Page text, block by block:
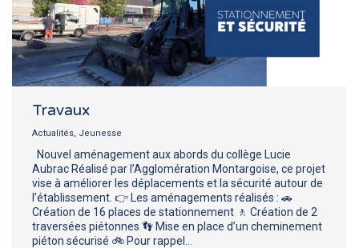
Travaux
Actualités, Jeunesse
Nouvel aménagement aux abords du collège Lucie
Aubrac Réalisé par l’Agglomération Montargoise, ce projet
vise à améliorer les déplacements et la sécurité autour de
l’établissement. 👉 Les aménagements réalisés : 🚗
Création de 16 places de stationnement 🚶 Création de 2
traversées piétonnes 👣 Mise en place d’un cheminement
piéton sécurisé 🚲 Pour rappel…